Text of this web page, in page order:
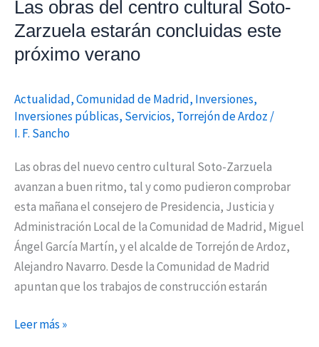
Las obras del centro cultural Soto-
Zarzuela estarán concluidas este
próximo verano
Actualidad,Comunidad de Madrid, Inversiones,
Inversiones públicas, Servicios, Torrejón de Ardoz /
I. F. Sancho
Las obras del nuevo centro cultural Soto-Zarzuela
avanzan a buen ritmo, tal y como pudieron comprobar
esta mañana el consejero de Presidencia, Justicia y
Administración Local de la Comunidad de Madrid, Miguel
Ángel García Martín, y el alcalde de Torrejón de Ardoz,
Alejandro Navarro. Desde la Comunidad de Madrid
apuntan que los trabajos de construcción estarán
verano
Leer más »